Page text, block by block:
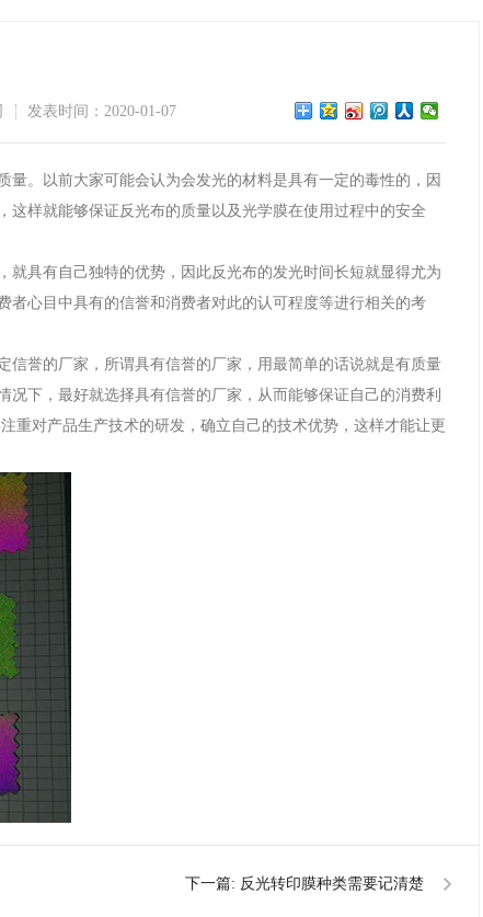
发表时间：2020-01-07
量。以前大家可能会认为会发光的材料是具有一定的毒性的，因
样就能够保证反光布的质量以及光学膜在使用过程中的安全
具有自己独特的优势，因此反光布的发光时间长短就显得尤为
心目中具有的信誉和消费者对此的认可程度等进行相关的考
誉的厂家，所谓具有信誉的厂家，用最简单的话说就是有质量
下，最好就选择具有信誉的厂家，从而能够保证自己的消费利
重对产品生产技术的研发，确立自己的技术优势，这样才能让更
下一篇: 反光转印膜种类需要记清楚